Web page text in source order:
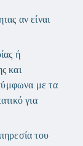
αν είναι
ή
και
με τα
για
του